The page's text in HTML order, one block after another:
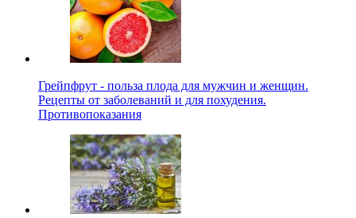
Грейпфрут - польза плода для мужчин и женщин.
Рецепты от заболеваний и для похудения.
Противопоказания